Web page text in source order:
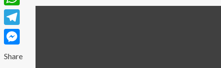
WhatsApp
Telegram
Messenger
Share